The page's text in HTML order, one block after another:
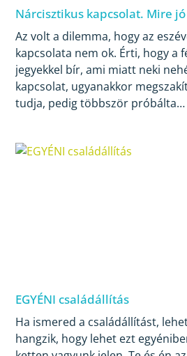
Nárcisztikus kapcsolat. Mire
Az volt a dilemma, hogy az
kapcsolata nem ok. Érti, hogy a
jegyekkel bír, ami miatt neki
kapcsolat, ugyanakkor
tudja, pedig többször próbálta…
EGYÉNI családállítás
Ha ismered a családállítást,
hangzik, hogy lehet ezt